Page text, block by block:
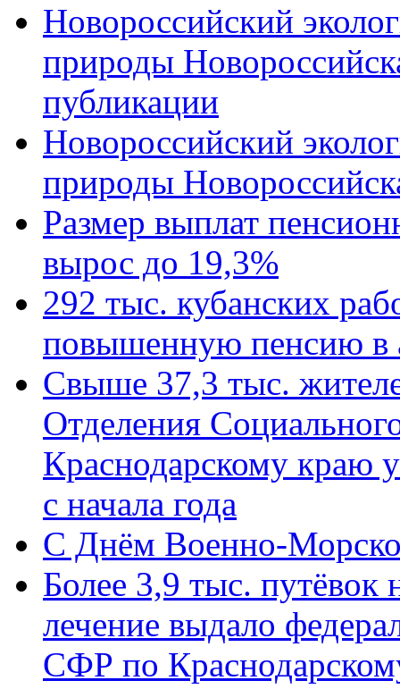
Новороссийский
природы
публикации
Новороссийский
природы
Размер выплат
вырос до 19,3%
292 тыс. кубанских
повышенную пенсию в
Свыше 37,3 тыс.
Отделения
Краснодарскому краю
с начала года
C Днём Военно-
Более 3,9 тыс. путёвок
лечение выдало
СФР по